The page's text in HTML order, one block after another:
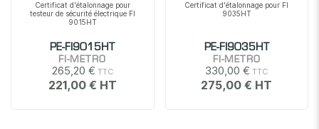
Certificat d'étalonnage pour
testeur de sécurité électrique FI
9015HT
PE-FI9015HT
FI-METRO
265,20 €
221,00 €
Certificat d'étalonnage pour FI
9035HT
PE-FI9035HT
FI-METRO
330,00 €
275,00 €